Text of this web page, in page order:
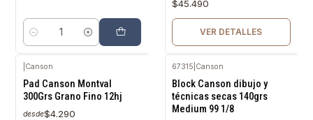
Cantidad
$45.490
VER DETALLES
Canson
Pad Canson Montval
300Grs Grano Fino 12hj
desde$4.290
67315 Canson
Block Canson dibujo y
técnicas secas 140grs
Medium 99 1/8